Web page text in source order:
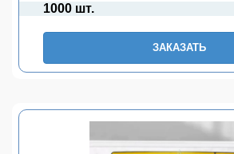
1000 шт.
ЗАКАЗАТЬ